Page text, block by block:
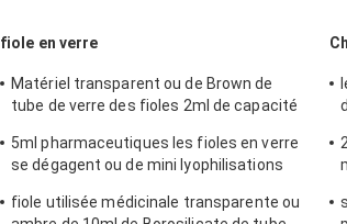
fiole en verre
Matériel transparent ou de Brown de
tube de verre des fioles 2ml de capacité
5ml pharmaceutiques les fioles en verre
se dégagent ou de mini lyophilisations
fiole utilisée médicinale transparente ou